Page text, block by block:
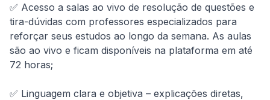
✅ Acesso a salas ao vivo de resolução de questões e
tira-dúvidas com professores especializados para
reforçar seus estudos ao longo da semana. As aulas
são ao vivo e ficam disponíveis na plataforma em até
72 horas;
✅ Linguagem clara e objetiva – explicações diretas,